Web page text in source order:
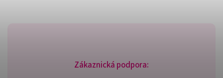
Zákaznická podpora: